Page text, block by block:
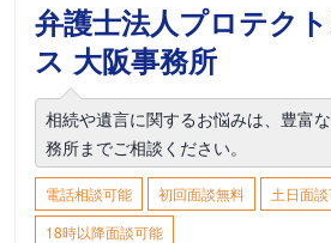
弁護士法人プロテク
ス 大阪事務所
相続や遺言に関するお悩みは、豊富
務所までご相談ください。
電話相談可能 初回面談無料
土日面
18時以降面談可能